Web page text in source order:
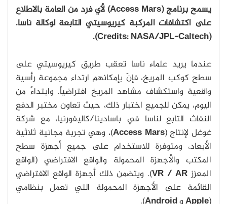
يسمح برنامج (Access Mars) لأي فرد من العامة بالاطلاع
على اكتشافات المركبة كيريوسيتي التابعة لوكالة ناسا.
(Credits: NASA/JPL-Caltech).
عندما يريد علماء ناسا تعقب طريق كيريوسيتي على
سطح كوكب المريخ، فإنّ بإمكانهم ارتداء مجموعة رأسية
واقعية واستكشاف مشاهد المريخ افتراضياً. وابتداءً من
اليوم، يمكن للجميع اختبار ذلك، حيث تعاون مختبر الدفع
النفاث التابع لناسا في باسادينا/كاليفورنيا، مع شركة
غوغل لإنتاج (Access Mars)، وهي تجربة مجانية ثلاثية
الأبعاد، ومتوفرة للاستخدام على جميع أجهزة سطح
المكتب والأجهزة المحمولة والواقع الافتراضي (الواقع
المعزز VR / AR). ويتضمن ذلك أجهزة الواقع الافتراضي
القائمة على الأجهزة المحمولة التي تعمل بنظامي